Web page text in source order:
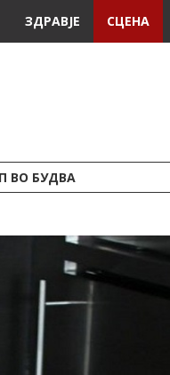
ЗДРАВЈЕ СЦЕНА
ВО БУДВА